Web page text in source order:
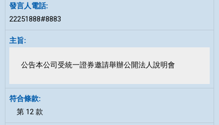
22251888#8883
公告本公司受統一證券邀請舉辦公開法人說明會
第 12 款